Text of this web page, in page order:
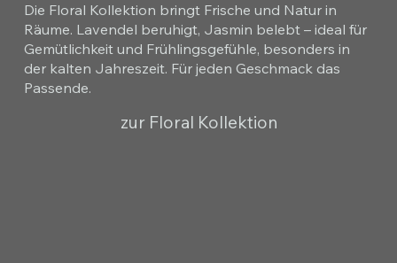
Die Floral Kollektion bringt Frische und Natur in
Räume. Lavendel beruhigt, Jasmin belebt – ideal für
Gemütlichkeit und Frühlingsgefühle, besonders in
der kalten Jahreszeit. Für jeden Geschmack das
Passende.
zur Floral Kollektion